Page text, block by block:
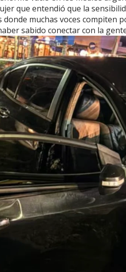
que entendió que la
donde muchas voces compiten
sabido conectar con la